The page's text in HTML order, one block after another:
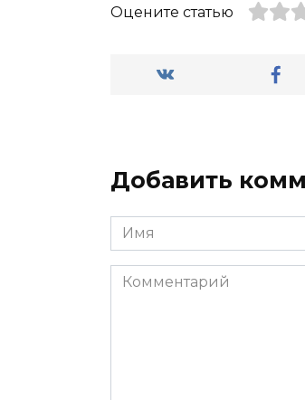
Оцените статью
Добавить
Имя
*
Комментарий